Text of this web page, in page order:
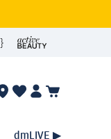
dmLIVE ▶